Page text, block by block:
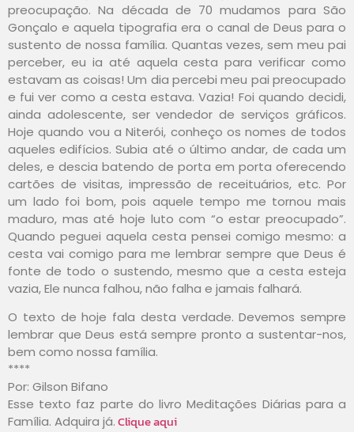
preocupação. Na década de 70 mudamos para São
Gonçalo e aquela tipografia era o canal de Deus para o
sustento de nossa família. Quantas vezes, sem meu pai
perceber, eu ia até aquela cesta para verificar como
estavam as coisas! Um dia percebi meu pai preocupado
e fui ver como a cesta estava. Vazia! Foi quando decidi,
ainda adolescente, ser vendedor de serviços gráficos.
Hoje quando vou a Niterói, conheço os nomes de todos
aqueles edifícios. Subia até o último andar, de cada um
deles, e descia batendo de porta em porta oferecendo
cartões de visitas, impressão de receituários, etc. Por
um lado foi bom, pois aquele tempo me tornou mais
maduro, mas até hoje luto com “o estar preocupado”.
Quando peguei aquela cesta pensei comigo mesmo: a
cesta vai comigo para me lembrar sempre que Deus é
fonte de todo o sustendo, mesmo que a cesta esteja
vazia, Ele nunca falhou, não falha e jamais falhará.
O texto de hoje fala desta verdade. Devemos sempre
lembrar que Deus está sempre pronto a sustentar-nos,
bem como nossa família.
****
Por: Gilson Bifano
Esse texto faz parte do livro Meditações Diárias para a
Família. Adquira já.Clique aqui